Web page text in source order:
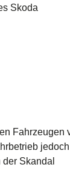
Skoda
Fahrzeugen
jedoch
Skandal